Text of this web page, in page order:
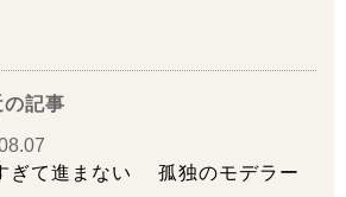
の記事
ぎて進まない 孤独のモデラー